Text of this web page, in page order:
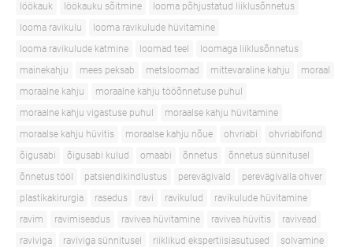
löökauk
löökauku sõitmine
looma põhjustatud liiklusõnnetus
looma ravikulu
looma ravikulude hüvitamine
looma ravikulude katmine
loomad teel
loomaga liiklusõnnetus
mainekahju
mees peksab metsloomad mittevaraline kahju
moraal
moraalne kahju
moraalne kahju tööõnnetuse puhul
moraalne kahju vigastuse puhul
moraalse kahju hüvitamine
moraalse kahju hüvitis
moraalse kahju nõue ohvriabi
ohvriabifond
õigusabi
õigusabi kulud omaabi õnnetus
õnnetus sünnitusel
õnnetus tööl
patsiendikindlustus perevägivald
perevägivalla ohver
plastikakirurgia
rasedus ravi ravikulud
ravikulude hüvitamine
ravim
ravimiseadus ravivea hüvitamine ravivea hüvitis
ravivead
raviviga
raviviga sünnitusel riiklikud ekspertiisiasutused
solvamine